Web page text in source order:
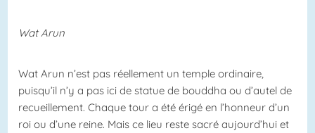
Wat Arun
Wat Arun n’est pas réellement un temple ordinaire,
puisqu’il n’y a pas ici de statue de bouddha ou d’autel de
recueillement. Chaque tour a été érigé en l’honneur d’un
roi ou d’une reine. Mais ce lieu reste sacré aujourd’hui et